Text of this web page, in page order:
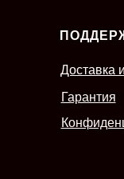
Гарантия
Доставка